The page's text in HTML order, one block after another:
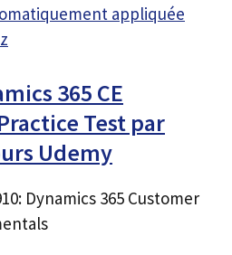
appliquée
365 CE
Test par
Udemy
Dynamics 365 Customer